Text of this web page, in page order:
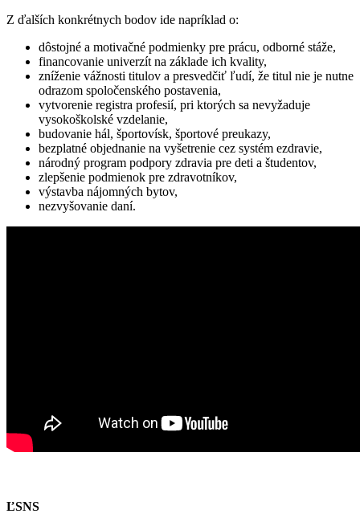
Z ďalších konkrétnych bodov ide napríklad o:
dôstojné a motivačné podmienky pre prácu, odborné stáže,
financovanie univerzít na základe ich kvality,
zníženie vážnosti titulov a presvedčiť ľudí, že titul nie je nutne
odrazom spoločenského postavenia,
vytvorenie registra profesií, pri ktorých sa nevyžaduje
vysokoškolské vzdelanie,
budovanie hál, športovísk, športové preukazy,
bezplatné objednanie na vyšetrenie cez systém ezdravie,
národný program podpory zdravia pre deti a študentov,
zlepšenie podmienok pre zdravotníkov,
výstavba nájomných bytov,
nezvyšovanie daní.
ĽSNS